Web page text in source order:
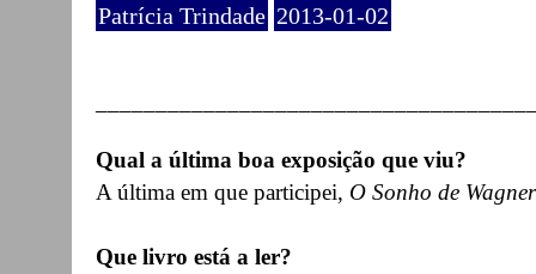
Patrícia Trindade 2013-01-02
Qual a última boa exposição que viu?
A última em que participei, O Sonho de Wagner
Que livro está a ler?